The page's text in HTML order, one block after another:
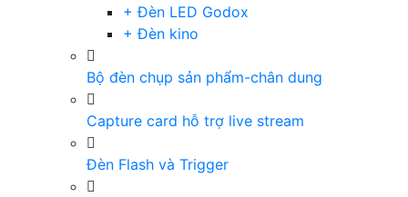
+ Đèn LED Godox
+ Đèn kino
Bộ đèn chụp sản phẩm-chân dung
Capture card hỗ trợ live stream
Đèn Flash và Trigger